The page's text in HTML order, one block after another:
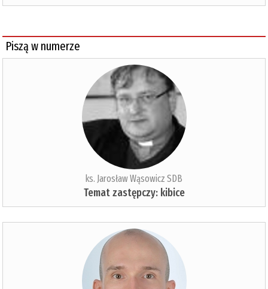
Piszą w numerze
ks. Jarosław Wąsowicz SDB
Temat zastępczy: kibice